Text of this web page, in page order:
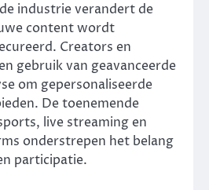
industrie verandert de
content wordt
Creators en
gebruik van geavanceerde
om gepersonaliseerde
De toenemende
live streaming en
onderstrepen het belang
participatie.